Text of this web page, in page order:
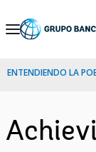
Skip
Navigation
ENTENDIENDO LA